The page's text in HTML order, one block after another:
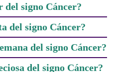
del signo Cáncer?
del signo Cáncer?
del signo Cáncer?
del signo Cáncer?